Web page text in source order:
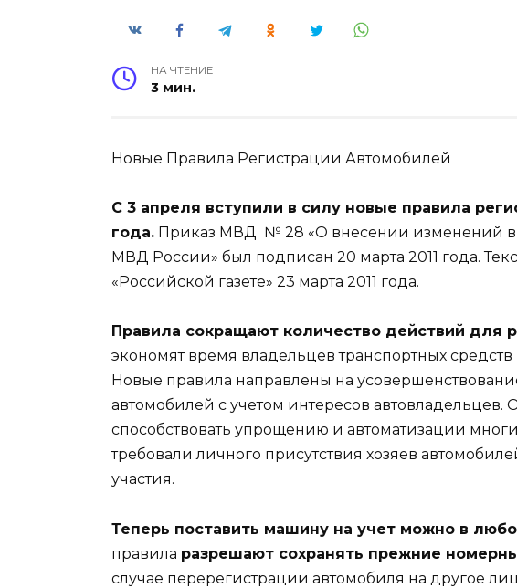
НА ЧТЕНИЕ
3 мин.
Новые Правила Регистрации Автомобилей
С 3 апреля вступили в силу новые правила
года. Приказ МВД № 28 «О внесении изменений в
МВД России» был подписан 20 марта 2011 года.
«Российской газете» 23 марта 2011 года.
Правила сокращают количество действий для
экономят время владельцев транспортных
Новые правила направлены на
автомобилей с учетом интересов
способствовать упрощению и автоматизации
требовали личного присутствия хозяев
участия.
Теперь поставить машину на учет можно в
правила разрешают сохранять прежние
случае перерегистрации автомобиля на другое